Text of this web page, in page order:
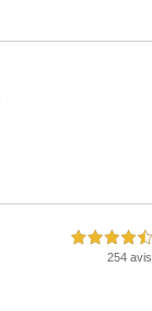
4,5 étoiles sur 5
254 avis